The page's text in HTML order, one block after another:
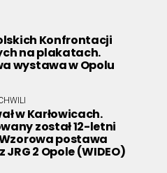
Konfrontacji
na plakatach.
wystawa w Opolu
w Karłowicach.
został 12-letni
postawa
2 Opole (WIDEO)